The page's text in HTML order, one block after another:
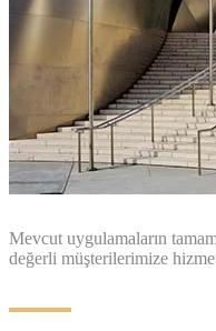
Mevcut uygulamaların
değerli müşterilerimize